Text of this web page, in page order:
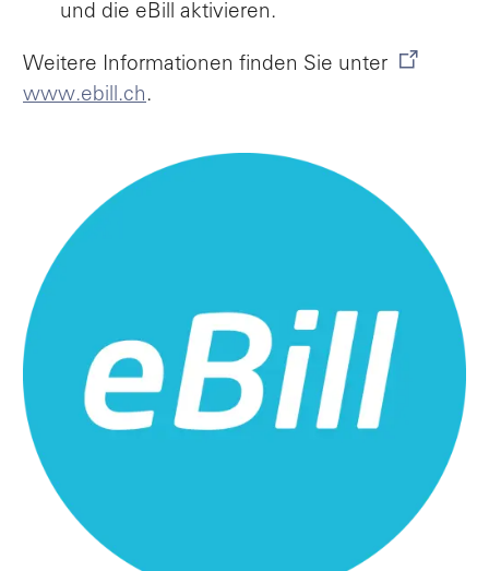
und die eBill aktivieren.
Weitere Informationen finden Sie unter
www.ebill.ch.